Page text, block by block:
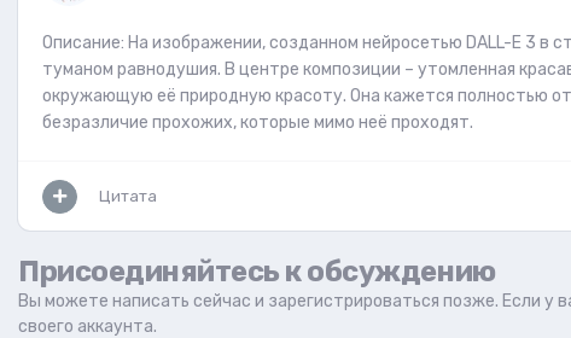
Описание: На изображении, созданном нейросетью DALL-E 3 в
туманом равнодушия. В центре композиции – утомленная
окружающую её природную красоту. Она кажется полностью
безразличие прохожих, которые мимо неё проходят.
Цитата
Присоединяйтесь к обсуждению
Вы можете написать сейчас и зарегистрироваться позже. Если у
своего аккаунта.